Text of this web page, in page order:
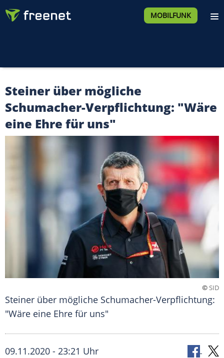
MOBILFUNK
Steiner über mögliche
Schumacher-Verpflichtung: "Wäre
eine Ehre für uns"
©SID
Steiner über mögliche Schumacher-Verpflichtung:
"Wäre eine Ehre für uns"
09.11.2020 - 23:21 Uhr